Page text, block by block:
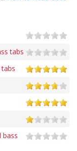
tabs
bass